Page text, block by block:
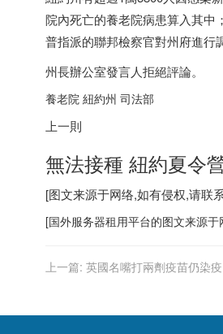
院內死亡的養老院病患算入其中
普指派的聯邦檢察官對州府進行
州長辦公室發言人拒絕評論。
養老院 紐約州 司法部
上一則
無法接種 紐約夏令
[图文来源于网络,如有侵权,请联
[国外服务器租用平台的图文来源
上一篇: 英國名嘴打兩劑疫苗仍染